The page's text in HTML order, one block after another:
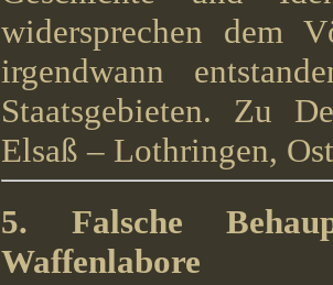
widersprechen dem
irgendwann
Staatsgebieten. Zu
Elsaß – Lothringen,
5. Falsche
Waffenlabore